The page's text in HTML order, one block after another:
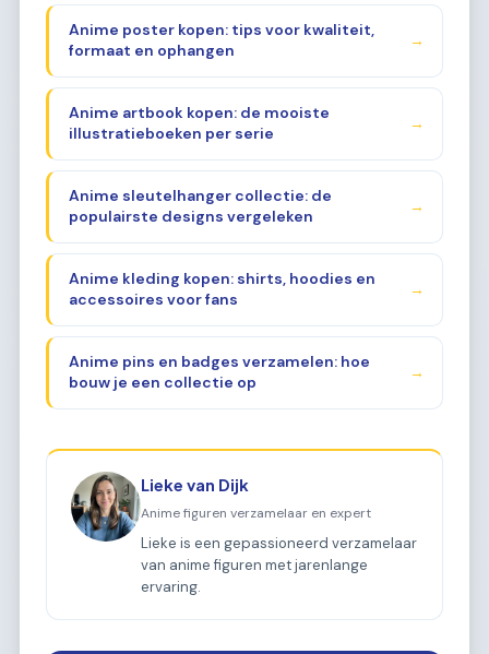
Anime poster kopen: tips voor kwaliteit,
formaat en ophangen
→
Anime artbook kopen: de mooiste
illustratieboeken per serie
→
Anime sleutelhanger collectie: de
populairste designs vergeleken
→
Anime kleding kopen: shirts, hoodies en
accessoires voor fans
→
Anime pins en badges verzamelen: hoe
bouw je een collectie op
→
Lieke van Dijk
Anime figuren verzamelaar en expert
Lieke is een gepassioneerd verzamelaar
van anime figuren met jarenlange
ervaring.